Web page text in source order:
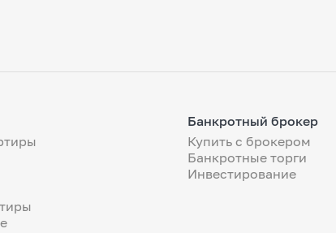
Банкротный брокер
Купить с брокером
Банкротные торги
Инвестирование